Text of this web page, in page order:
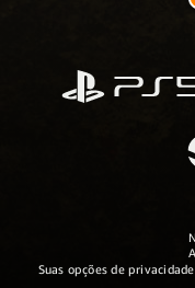
Suas opções de